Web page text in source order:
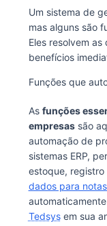
Um sistema de
mas alguns são
Eles resolvem
benefícios
Funções que
As funções
empresassão
automação de
sistemas ERP,
estoque,
dados para
Tedsysem sua